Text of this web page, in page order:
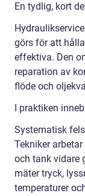
En tydlig, kort
görs för att
effektiva. Den
reparation av
flöde och
I praktiken
Systematisk
Tekniker
och tank vidare
mäter tryck,
temperaturer